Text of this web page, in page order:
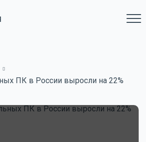
ПК в России выросли на 22%